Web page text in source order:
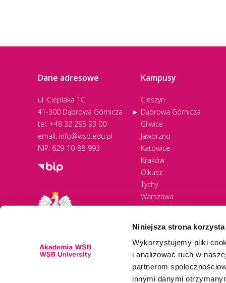
Niniejsza strona
Wykorzystujemy pliki
i analizować ruch w
partnerom
innymi danymi
Dane adresowe
ul. Cieplaka 1C
41-300 Dąbrowa Górnicza
tel. +48 32 295 93 00
email: info@wsb.edu.pl
NIP: 629-10-88-993
Kampusy
Cieszyn
Dąbrowa Górnicza
Gliwice
Jaworzno
Katowice
Kraków
Olkusz
Tychy
Warszawa
Zawiercie